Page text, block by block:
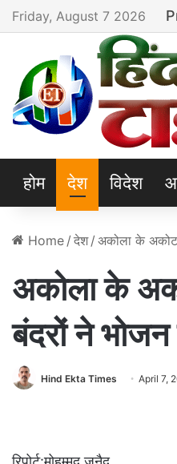
Friday, August 7 2026
होम देश विदेश
Home / देश / अकोला के अकोट
अकोला के
बंदरों ने भोजन
Hind Ekta Times April 7,